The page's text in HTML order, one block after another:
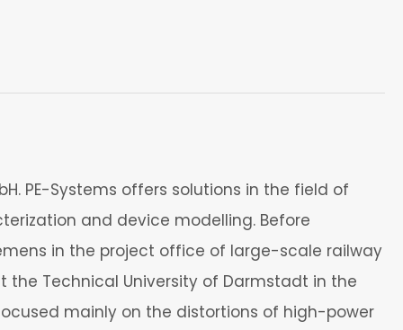
PE-Systems offers solutions in the field of
and device modelling. Before
in the project office of large-scale railway
Technical University of Darmstadt in the
mainly on the distortions of high-power